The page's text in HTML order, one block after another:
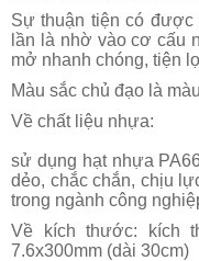
Sự thuận tiện có
lần là nhờ vào cơ cấu
mở nhanh chóng, tiện
Màu sắc chủ
Về chất liệu nhựa:
sử dụng hạt nhựa
dẻo, chắc chắn, chịu
trong ngành công
Về kích thước: kích
7.6x300mm (dài 30cm)